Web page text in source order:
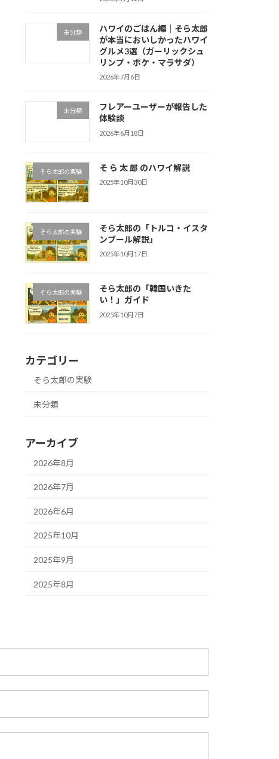
未分類
ハワイのごはん編｜そら太郎
が本当においしかったハワイ
グルメ3選（ガーリックシュ
リンプ・ポケ・マラサダ）
2026年7月6日
未分類
フレアーユーザーが報告した
体験談
2026年6月18日
そら太郎の実験 そ ら 太 郎 のハワイ解説
2025年10月30日
そら太郎の実験
そら太郎の「トルコ・イスタ
ンブール解説」
2025年10月17日
そら太郎の実験
そら太郎の「韓国いきた
い！」ガイド
2025年10月7日
カテゴリー
そら太郎の実験
未分類
アーカイブ
2026年8月
2026年7月
2026年6月
2025年10月
2025年9月
2025年8月